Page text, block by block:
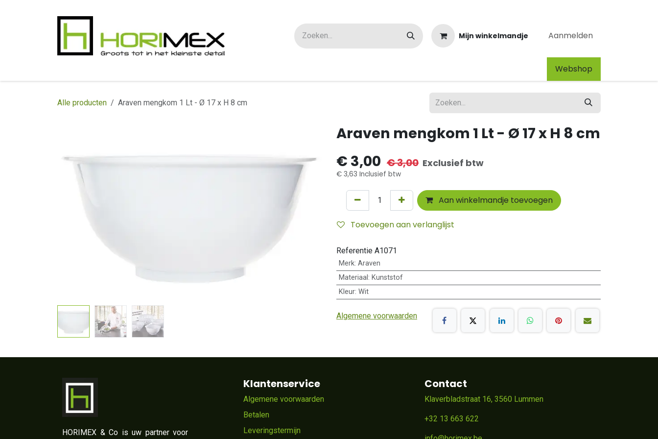
Mijn winkelmandje Aanmelden
Webshop​
Alle producten Araven mengkom 1 Lt - Ø 17 x H 8 cm
Araven mengkom 1 Lt - Ø 17 x H 8 cm
€ 3,00 €3,00 Exclusief btw
€ 3,63 Inclusief btw
Aan winkelmandje toevoegen
Toevoegen aan verlanglijst
Referentie A1071
Merk: Araven
Materiaal : Kunststof
Kleur: Wit
Algemene voorwaarden
Klantenservice
Algemene voorwaarden
Betalen
Leveringstermijn
Contact
Klaverbladstraat 16, 3560 Lummen
+32 13 663 622
​HORIMEX & Co is uw partner voor